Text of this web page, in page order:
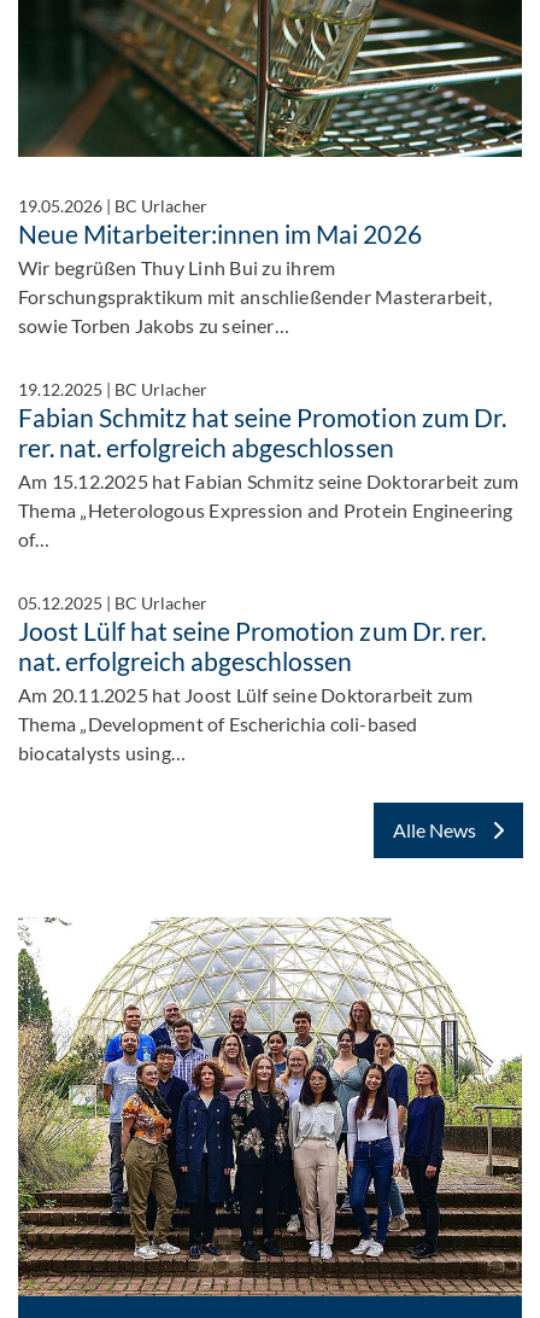
19.05.2026 | BC Urlacher
Neue Mitarbeiter:innen im Mai 2026
Wir begrüßen Thuy Linh Bui zu ihrem
Forschungspraktikum mit anschließender Masterarbeit,
sowie Torben Jakobs zu seiner…
19.12.2025 | BC Urlacher
Fabian Schmitz hat seine Promotion zum Dr.
rer. nat. erfolgreich abgeschlossen
Am 15.12.2025 hat Fabian Schmitz seine Doktorarbeit zum
Thema „Heterologous Expression and Protein Engineering
of…
05.12.2025 | BC Urlacher
Joost Lülf hat seine Promotion zum Dr. rer.
nat. erfolgreich abgeschlossen
Am 20.11.2025 hat Joost Lülf seine Doktorarbeit zum
Thema „Development of Escherichia coli-based
biocatalysts using…
Alle News